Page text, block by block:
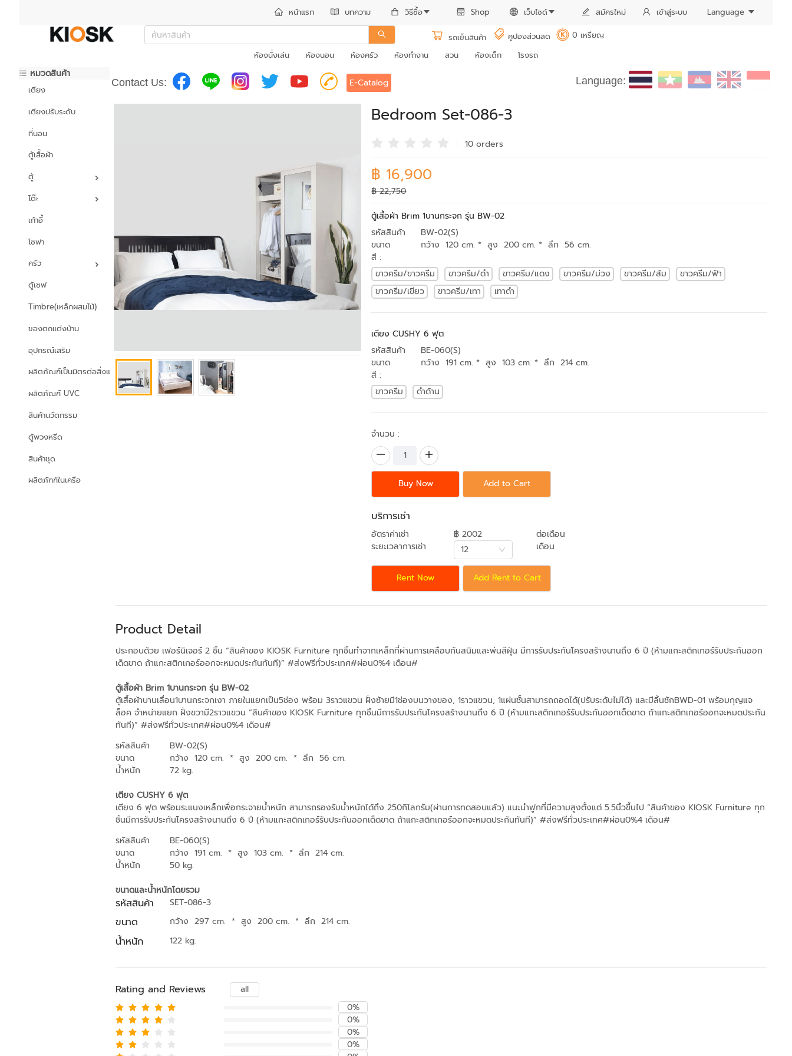
หน้าแรก บทความ วิธีซื้อ Shop เว็บไซด์ สมัครใหม่ เข้าสู่ระบบ Language
รถเข็นสินค้า คูปองส่วนลด K
0 เหรียญ
ห้องนั่งเล่น
ห้องนอน ห้องครัว ห้องทำงาน สวน ห้องเด็ก โรงรถ
หมวดสินค้า
เตียง
เตียงปรับระดับ
ที่นอน
ตู้เสื้อผ้า
ตู้
โต๊ะ
เก้าอี้
โซฟา
ครัว
ตู้เซฟ
Timbre(เหล็กผสมไม้)
ของตกแต่งบ้าน
อุปกรณ์เสริม
ผลิตภัณฑ์เป็นมิตรต่อสิ่งแวดล้อม
ผลิตภัณฑ์ UVC
สินค้านวัตกรรม
ตู้พวงหรีด
สินค้าชุด
ผลิตภัฑฑ์ในเครือ
Contact Us: E-Catalog Language:
Bedroom Set-086-3
10 orders
฿ 16,900
฿ 22,750
ตู้เสื้อผ้า Brim 1บานกระจก รุ่น BW-02
รหัสสินค้า
BW-02(S)
ขนาด
กว้าง 120 cm. * สูง 200 cm. * ลึก 56 cm.
สี :
ขาวครีม/ขาวครีม
ขาวครีม/ดำ ขาวครีม/แดง ขาวครีม/ม่วง ขาวครีม/ส้ม
ขาวครีม/ฟ้า
ขาวครีม/เขียว
ขาวครีม/เทา เทาดำ
เตียง CUSHY 6 ฟุต
รหัสสินค้า
BE-060(S)
ขนาด
กว้าง 191 cm. * สูง 103 cm. * ลึก 214 cm.
สี :
ขาวครีม
ดำด้าน
จำนวน :
Buy Now Add to Cart
บริการเช่า
อัตราค่าเช่า ฿ 2002
ต่อเดือน
ระยะเวลาการเช่า
12 เดือน
Rent Now Add Rent to Cart
Product Detail
ประกอบด้วย เฟอร์นิเจอร์ 2 ชิ้น “สินค้าของ KIOSK Furniture ทุกชิ้นทำจากเหล็กที่ผ่านการเคลือบกันสนิมและพ่นสีฝุ่น มีการรับประกันโครงสร้างนานถึง 6 ปี (ห้ามแกะสติกเกอร์รับประกันออก
เด็ดขาด ถ้าแกะสติกเกอร์ออกจะหมดประกันทันที)” #ส่งฟรีทั่วประเทศ#ผ่อน0%4 เดือน#
ตู้เสื้อผ้า Brim 1บานกระจก รุ่น BW-02
ตู้เสื้อผ้าบานเลื่อน1บานกระจกเงา ภายในแยกเป็น5ช่อง พร้อม 3ราวแขวน ฝั่งซ้ายมี1ช่องบนวางของ, 1ราวแขวน, 1แผ่นชั้นสามารถถอดได้(ปรับระดับไม่ได้) และมีลิ้นชักBWD-01 พร้อมกุญแจ
ล็อค จำหน่ายแยก ฝั่งขวามี2ราวแขวน “สินค้าของ KIOSK Furniture ทุกชิ้นมีการรับประกันโครงสร้างนานถึง 6 ปี (ห้ามแกะสติกเกอร์รับประกันออกเด็ดขาด ถ้าแกะสติกเกอร์ออกจะหมดประกัน
ทันที)” #ส่งฟรีทั่วประเทศ#ผ่อน0%4 เดือน#
รหัสสินค้า
BW-02(S)
ขนาด
กว้าง 120 cm. * สูง 200 cm. * ลึก 56 cm.
น้ำหนัก
72 kg.
เตียง CUSHY 6 ฟุต
เตียง 6 ฟุต พร้อมระแนงเหล็กเพื่อกระจายน้ำหนัก สามารถรองรับน้ำหนักได้ถึง 250กิโลกรัม(ผ่านการทดสอบแล้ว) แนะนำฟูกที่มีความสูงตั้งแต่ 5.5นิ้วขึ้นไป “สินค้าของ KIOSK Furniture ทุก
ชิ้นมีการรับประกันโครงสร้างนานถึง 6 ปี (ห้ามแกะสติกเกอร์รับประกันออกเด็ดขาด ถ้าแกะสติกเกอร์ออกจะหมดประกันทันที)” #ส่งฟรีทั่วประเทศ#ผ่อน0%4 เดือน#
รหัสสินค้า
BE-060(S)
ขนาด
กว้าง 191 cm. * สูง 103 cm. * ลึก 214 cm.
น้ำหนัก
50 kg.
ขนาดและน้ำหนักโดยรวม
รหัสสินค้า SET-086-3
ขนาด กว้าง 297 cm. * สูง 200 cm. * ลึก 214 cm.
น้ำหนัก 122 kg.
Rating and Reviews
all
0%
0%
0%
0%